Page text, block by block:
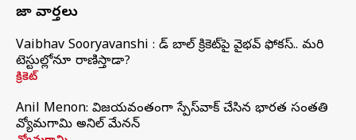
తాజా వార్తలు
Vaibhav Sooryavanshi : రెడ్ బాల్ క్రికెట్‌పై వైభవ్ ఫోకస్.. మరి
టెస్టుల్లోనూ రాణిస్తాడా?
క్రికెట్
Anil Menon: విజయవంతంగా స్పేస్‌వాక్‌ చేసిన భారత సంతతి
వ్యోమగామి అనిల్‌ మేనన్